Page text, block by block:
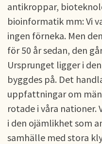
antikroppar,
bioinformatik mm: Vi
ingen förneka. Men
för 50 år sedan, den
Ursprunget ligger i
byggdes på. Det
uppfattningar om
rotade i våra nationer.
i den ojämlikhet som
samhälle med stora